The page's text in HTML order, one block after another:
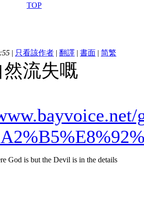
TOP
| 只看該作者 | 翻譯 | 書面 | 简繁
流失嘅
God is but the Devil is in the details